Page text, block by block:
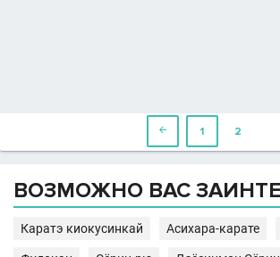
 1 2
ВОЗМОЖНО ВАС
Каратэ киокусинкай Асихара-карате